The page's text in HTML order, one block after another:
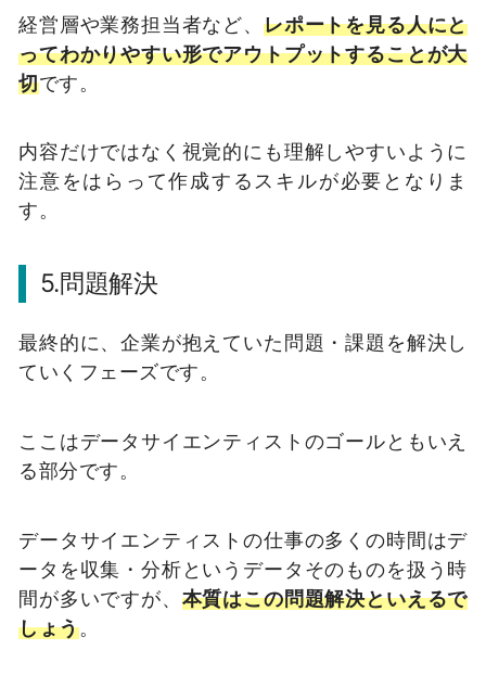
経営層や業務担当者など、 レポートを見る人にと
ってわかりやすい形でアウトプットすることが大
切です。
内容だけではなく視覚的にも理解しやすいように
注意をはらって作成するスキルが必要となりま
す。
5.問題解決
最終的に、企業が抱えていた問題・課題を解決し
ていくフェーズです。
ここはデータサイエンティストのゴールともいえ
る部分です。
データサイエンティストの仕事の多くの時間はデ
ータを収集・分析というデータそのものを扱う時
間が多いですが、 本質はこの問題解決といえるで
しょう。